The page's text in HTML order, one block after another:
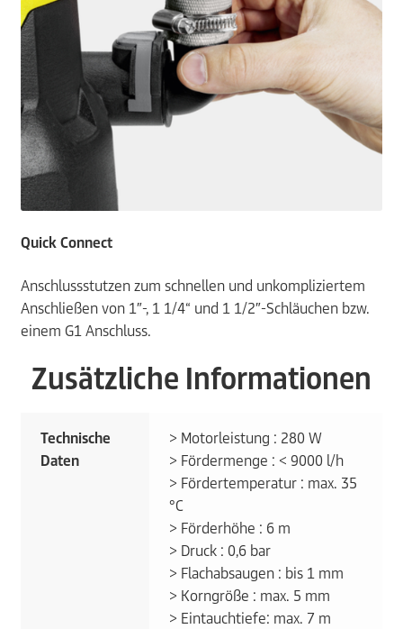
Quick Connect
Anschlussstutzen zum schnellen und unkompliziertem
Anschließen von 1″-, 1 1/4“ und 1 1/2″-Schläuchen bzw.
einem G1 Anschluss.
Zusätzliche Informationen
Technische
Daten
> Motorleistung : 280 W
> Fördermenge : < 9000 l/h
> Fördertemperatur : max. 35
°C
> Förderhöhe : 6 m
> Druck : 0,6 bar
> Flachabsaugen : bis 1 mm
> Korngröße : max. 5 mm
> Eintauchtiefe: max. 7 m